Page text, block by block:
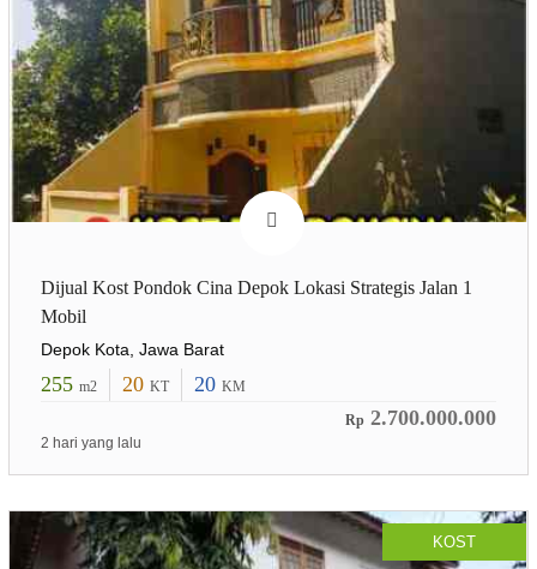
Dijual Kost Pondok Cina Depok Lokasi Strategis Jalan 1
Mobil
Depok Kota, Jawa Barat
255 m2 20 KT 20 KM
Rp 2.700.000.000
2 hari yang lalu
KOST